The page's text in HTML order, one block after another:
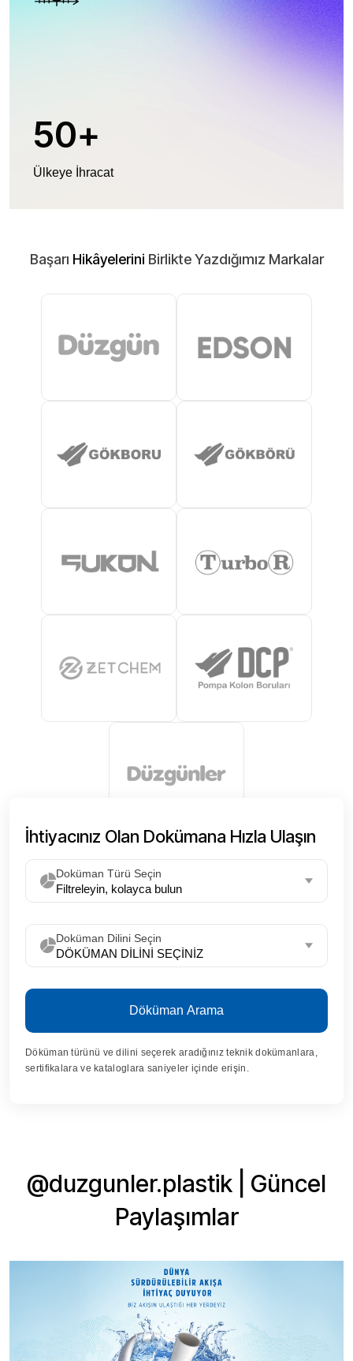
50+
Ülkeye İhracat
Başarı Hikâyelerini Birlikte Yazdığımız Markalar
İhtiyacınız Olan Dokümana Hızla Ulaşın
Doküman Türü Seçin
Doküman Dilini Seçin
Döküman Arama
Döküman türünü ve dilini seçerek aradığınız teknik dokümanlara,
sertifikalara ve kataloglara saniyeler içinde erişin.
@duzgunler.plastik | Güncel
Paylaşımlar